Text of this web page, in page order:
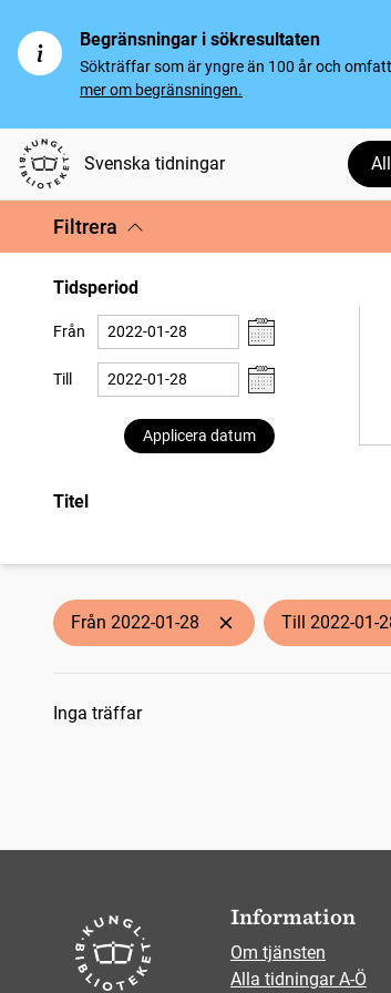
Begränsningar i sökresultaten
Sökträffar som är yngre än 100 år och
mer om begränsningen.
Svenska tidningar
Filtrera
Tidsperiod
Från
Till
Applicera datum
Titel
Från 2022-01-28 Till 2022-01-
Sökresultat
Inga träffar
Information
Om tjänsten
Alla tidningar A-Ö